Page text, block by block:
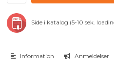
Side i katalog (5-10 sek.
Information Anmeldelser